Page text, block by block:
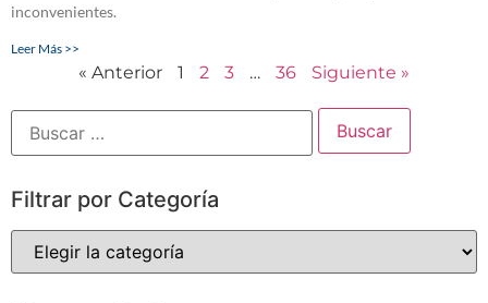
inconvenientes.
Leer Más >>
« Anterior 1 2 3 … 36 Siguiente »
Filtrar por Categoría